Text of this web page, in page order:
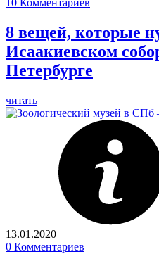
10 Комментариев
8 вещей, которые
Исаакиевском
Петербурге
читать
13.01.2020
0 Комментариев